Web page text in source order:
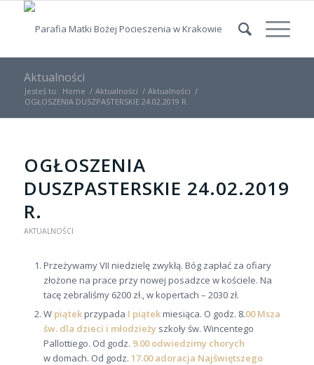
Aktualności
Jesteś tu: Home / Aktualności / Aktualności /
OGŁOSZENIA DUSZPASTERSKIE 24.02.2019 R.
OGŁOSZENIA
DUSZPASTERSKIE 24.02.2019
R.
AKTUALNOŚCI
Przeżywamy VII niedzielę zwykłą. Bóg zapłać za ofiary
złożone na prace przy nowej posadzce w kościele. Na
tacę zebraliśmy 6200 zł., w kopertach – 2030 zł.
W piątekprzypada I piątekmiesiąca. O godz. 8.00 Msza
św. dla dzieci i młodzieżyszkoły św. Wincentego
Pallottiego. Od godz. 9.00 odwiedzimy chorych
w domach. Od godz. 17.00 adoracja Najświętszego